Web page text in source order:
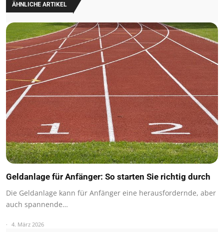
ÄHNLICHE ARTIKEL
Geldanlage für Anfänger: So starten Sie richtig durch
Die Geldanlage kann für Anfänger eine herausfordernde, aber
auch spannende…
4. März 2026